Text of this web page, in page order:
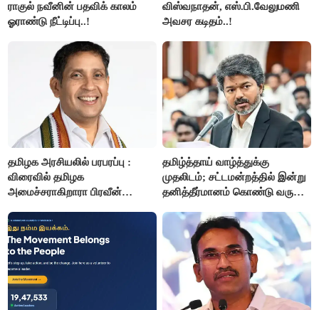
ராகுல் நவீனின் பதவிக் காலம்
ஓராண்டு நீட்டிப்பு..!
விஸ்வநாதன், எஸ்.பி.வேலுமணி
அவசர கடிதம்..!
தமிழக அரசியலில் பரபரப்பு :
விரைவில் தமிழக
அமைச்சராகிறாரா பிரவீன்
தமிழ்த்தாய் வாழ்த்துக்கு
முதலிடம்; சட்டமன்றத்தில் இன்று
தனித்தீர்மானம் கொண்டு வரும்